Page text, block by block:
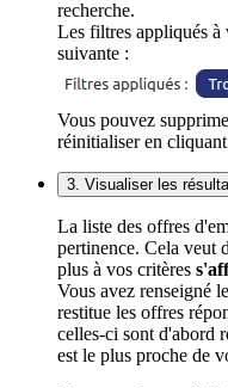
recherche.
Les filtres appliqués à
suivante :
Vous pouvez
réinitialiser en
3. Visualiser les
La liste des offres
pertinence. Cela veut
plus à vos critères
Vous avez renseigné
restitue les offres
celles-ci sont d'abord
est le plus proche de